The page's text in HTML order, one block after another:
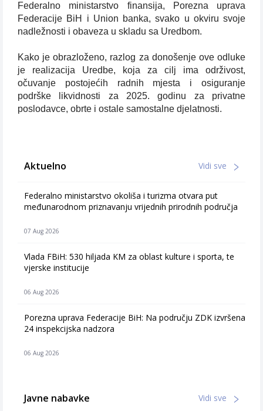
Federalno ministarstvo finansija, Porezna uprava
Federacije BiH i Union banka, svako u okviru svoje
nadležnosti i obaveza u skladu sa Uredbom.
Kako je obrazloženo, razlog za donošenje ove odluke
je realizacija Uredbe, koja za cilj ima održivost,
očuvanje postojećih radnih mjesta i osiguranje
podrške likvidnosti za 2025. godinu za privatne
poslodavce, obrte i ostale samostalne djelatnosti.
Aktuelno Vidi sve
Federalno ministarstvo okoliša i turizma otvara put
međunarodnom priznavanju vrijednih prirodnih područja
07 Aug 2026
Vlada FBiH: 530 hiljada KM za oblast kulture i sporta, te
vjerske institucije
06 Aug 2026
Porezna uprava Federacije BiH: Na području ZDK izvršena
24 inspekcijska nadzora
06 Aug 2026
Javne nabavke Vidi sve